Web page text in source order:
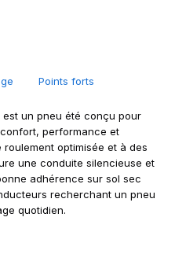
Points forts
un pneu été conçu pour
performance et
optimisée et à des
une conduite silencieuse et
adhérence sur sol sec
recherchant un pneu
quotidien.